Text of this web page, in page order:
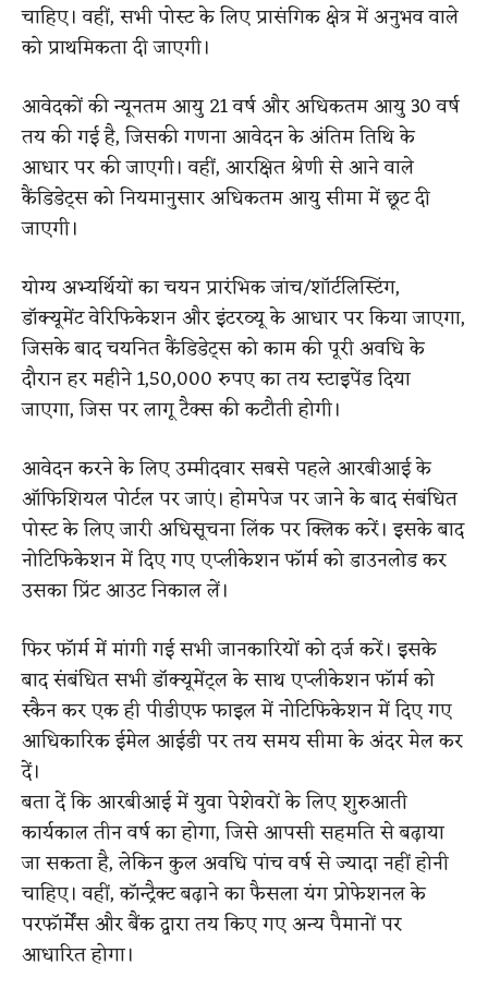
चाहिए। वहीं, सभी पोस्ट के लिए प्रासंगिक क्षेत्र में अनुभव वाले
को प्राथमिकता दी जाएगी।
आवेदकों की न्यूनतम आयु 21 वर्ष और अधिकतम आयु 30 वर्ष
तय की गई है, जिसकी गणना आवेदन के अंतिम तिथि के
आधार पर की जाएगी। वहीं, आरक्षित श्रेणी से आने वाले
कैंडिडेट्स को नियमानुसार अधिकतम आयु सीमा में छूट दी
जाएगी।
योग्य अभ्यर्थियों का चयन प्रारंभिक जांच/शॉर्टलिस्टिंग,
डॉक्यूमेंट वेरिफिकेशन और इंटरव्यू के आधार पर किया जाएगा,
जिसके बाद चयनित कैंडिडेट्स को काम की पूरी अवधि के
दौरान हर महीने 1,50,000 रुपए का तय स्टाइपेंड दिया
जाएगा, जिस पर लागू टैक्स की कटौती होगी।
आवेदन करने के लिए उम्मीदवार सबसे पहले आरबीआई के
ऑफिशियल पोर्टल पर जाएं। होमपेज पर जाने के बाद संबंधित
पोस्ट के लिए जारी अधिसूचना लिंक पर क्लिक करें। इसके बाद
नोटिफिकेशन में दिए गए एप्लीकेशन फॉर्म को डाउनलोड कर
उसका प्रिंट आउट निकाल लें।
फिर फॉर्म में मांगी गई सभी जानकारियों को दर्ज करें। इसके
बाद संबंधित सभी डॉक्यूमेंट्ल के साथ एप्लीकेशन फॉर्म को
स्कैन कर एक ही पीडीएफ फाइल में नोटिफिकेशन में दिए गए
आधिकारिक ईमेल आईडी पर तय समय सीमा के अंदर मेल कर
दें।
बता दें कि आरबीआई में युवा पेशेवरों के लिए शुरुआती
कार्यकाल तीन वर्ष का होगा, जिसे आपसी सहमति से बढ़ाया
जा सकता है, लेकिन कुल अवधि पांच वर्ष से ज्यादा नहीं होनी
चाहिए। वहीं, कॉन्ट्रैक्ट बढ़ाने का फैसला यंग प्रोफेशनल के
परफॉर्मेंस और बैंक द्वारा तय किए गए अन्य पैमानों पर
आधारित होगा।